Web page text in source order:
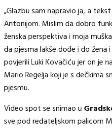
„Glazbu sam napravio ja, a
Antonijom. Mislim da dobro
ženska perspektiva i moja
da pjesma lakše dođe i do žena
povjerili Luki Kovačiću jer on je
Mario Regelja koji je s dečkima
pjesmu.
Video spot se snimao u
sve pod redateljskom palicom